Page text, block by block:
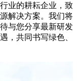
业的耕耘企业，致
解决方案。我们将
与您分享最新研发
，共同书写绿色、